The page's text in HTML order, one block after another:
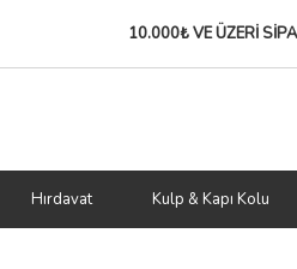
10.000₺ VE ÜZERİ
Hırdavat Kulp & Kapı Kolu